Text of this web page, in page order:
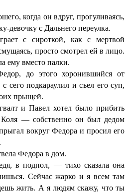
когда он вдруг, прогуливаясь,
девочку с Дальнего переулка.
с сироткой, как с мертвой
просто смотрел ей в лицо.
ему вместо палки.
до этого хоронившийся от
сего подкараулил и съел его суп,
прыщей.
и Павел хотел было прибить
— собственно он был дедом
вокруг Федора и просил его
Федора в дом.
в подпол, — тихо сказала она
Сейчас жарко и я всем там
жить. А я людям скажу, что ты